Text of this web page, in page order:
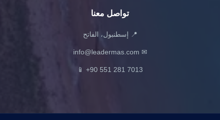
تواصل معنا
📍 إسطنبول، الفاتح
✉
info@leadermas.com
📱 +90 551 281 7013